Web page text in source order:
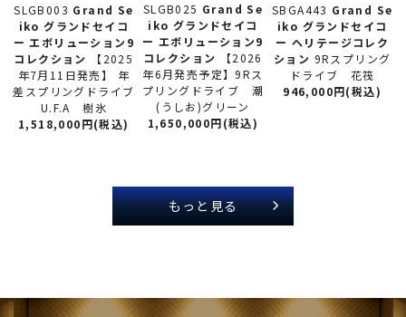
SLGB003 Grand Se
iko グランドセイコ
ー エボリューション9
コレクション
【2025
年7月11日発売】 年
差スプリングドライブ
U.F.A 樹氷
1,518,000円(税込)
SLGB025 Grand Se
iko グランドセイコ
ー エボリューション9
コレクション
【2026
年6月発売予定】9Rス
プリングドライブ 潮
(うしお)グリーン
1,650,000円(税込)
SBGA443 Grand Se
iko グランドセイコ
ー ヘリテージコレク
ション 9Rスプリング
ドライブ 花筏
946,000円(税込)
もっと見る